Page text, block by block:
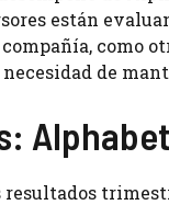
están
como
de
Alphabet
resultados